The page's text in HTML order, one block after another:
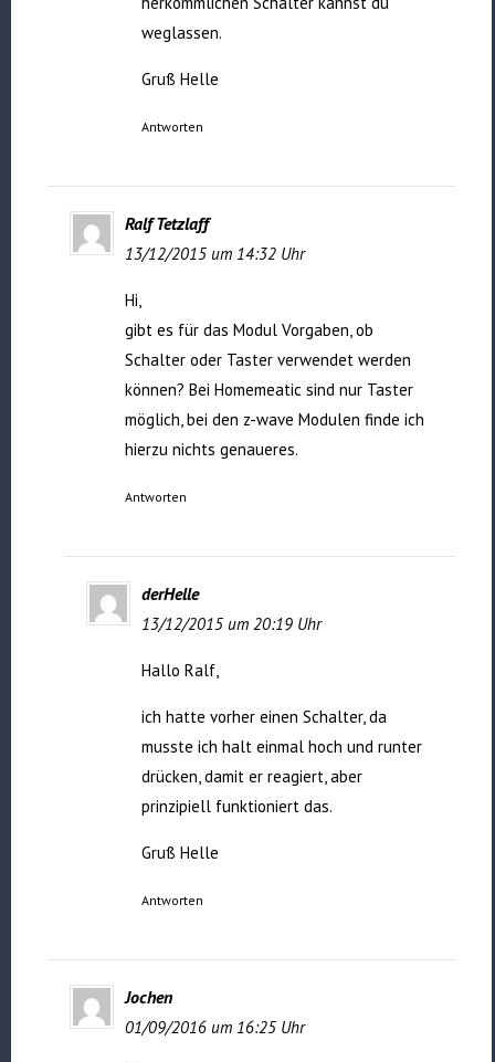
weglassen.
Gruß Helle
Antworten
Ralf Tetzlaff
13/12/2015 um 14:32 Uhr
Hi,
gibt es für das Modul Vorgaben, ob
Schalter oder Taster verwendet werden
können? Bei Homemeatic sind nur Taster
möglich, bei den z-wave Modulen finde ich
hierzu nichts genaueres.
Antworten
derHelle
13/12/2015 um 20:19 Uhr
Hallo Ralf,
ich hatte vorher einen Schalter, da
musste ich halt einmal hoch und runter
drücken, damit er reagiert, aber
prinzipiell funktioniert das.
Gruß Helle
Antworten
Jochen
01/09/2016 um 16:25 Uhr